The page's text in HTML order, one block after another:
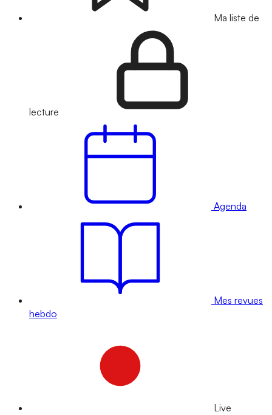
Ma liste de
lecture
Agenda
Mes revues
hebdo
Live